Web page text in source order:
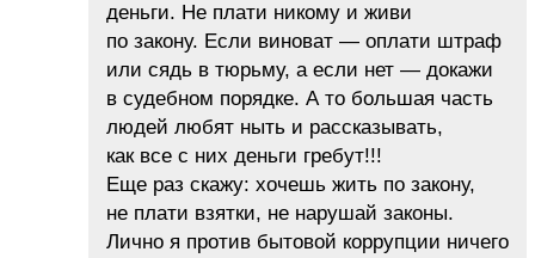
деньги. Не плати никому и живи
по закону. Если виноват — оплати штраф
или сядь в тюрьму, а если нет — докажи
в судебном порядке. А то большая часть
людей любят ныть и рассказывать,
как все с них деньги гребут!!!
Еще раз скажу: хочешь жить по закону,
не плати взятки, не нарушай законы.
Лично я против бытовой коррупции ничего